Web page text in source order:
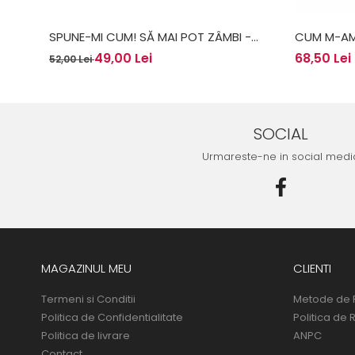
SPUNE-MI CUM! SĂ MAI POT ZÂMBI -
ANTONIA FUDULU
52,00 Lei49,00 Lei
CUM M-
METODA
68,50 Lei
SOCIAL
Urmareste-ne in social
MAGAZINUL MEU
Termeni si Conditii
Politica de Confidentialitate
Politica de livrare
CLIENTI
Metode de
Politica de
ANPC